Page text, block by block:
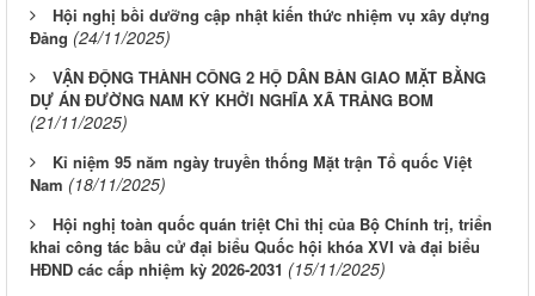
Hội nghị bồi dưỡng cập nhật kiến thức nhiệm vụ xây dựng
Đảng (24/11/2025)
VẬN ĐỘNG THÀNH CÔNG 2 HỘ DÂN BÀN GIAO MẶT BẰNG
DỰ ÁN ĐƯỜNG NAM KỲ KHỞI NGHĨA XÃ TRẢNG BOM
(21/11/2025)
Kỉ niệm 95 năm ngày truyền thống Mặt trận Tổ quốc Việt
Nam (18/11/2025)
Hội nghị toàn quốc quán triệt Chỉ thị của Bộ Chính trị, triển
khai công tác bầu cử đại biểu Quốc hội khóa XVI và đại biểu
HĐND các cấp nhiệm kỳ 2026-2031 (15/11/2025)